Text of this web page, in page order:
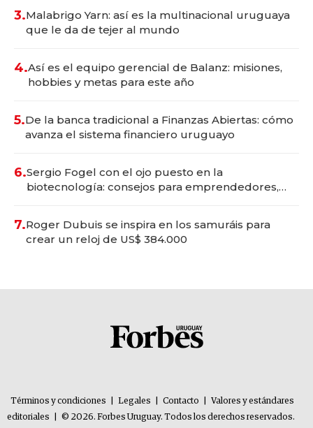
3.Malabrigo Yarn: así es la multinacional uruguaya
que le da de tejer al mundo
4.Así es el equipo gerencial de Balanz: misiones,
hobbies y metas para este año
5.De la banca tradicional a Finanzas Abiertas: cómo
avanza el sistema financiero uruguayo
6.Sergio Fogel con el ojo puesto en la
biotecnología: consejos para emprendedores,
7.Roger Dubuis se inspira en los samuráis para
crear un reloj de US$ 384.000
Términos y condiciones Legales Contacto
Valores y estándares
editoriales
© 2026. Forbes Uruguay. Todos los derechos reservados.